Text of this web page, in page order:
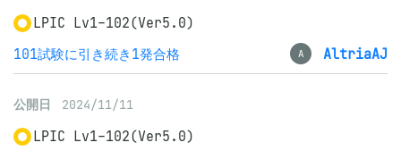
LPIC Lv1-102(Ver5.0)
101試験に引き続き1発合格
A AltriaAJ
公開日 2024/11/11
LPIC Lv1-102(Ver5.0)